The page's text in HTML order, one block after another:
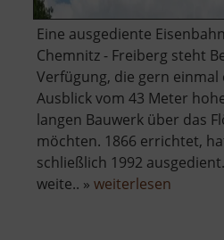
Eine ausgediente
Chemnitz - Freiberg steht
Verfügung, die gern einmal
Ausblick vom 43 Meter
langen Bauwerk über das
möchten. 1866 errichtet,
schließlich 1992
weite.. » weiterlesen